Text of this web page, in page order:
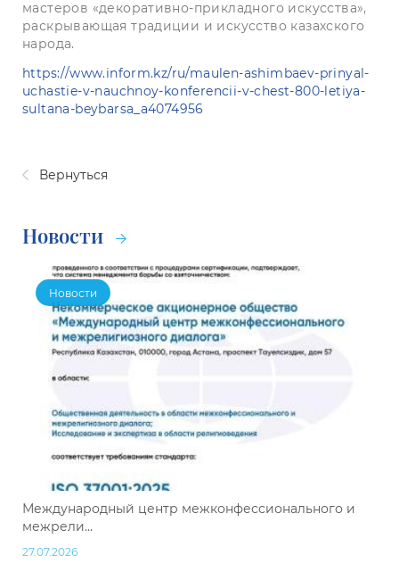
мастеров «декоративно-прикладного искусства»,
раскрывающая традиции и искусство казахского
народа.
https://www.inform.kz/ru/maulen-ashimbaev-prinyal-
uchastie-v-nauchnoy-konferencii-v-chest-800-letiya-
sultana-beybarsa_a4074956
Вернуться
Новости
Новости
Международный центр межконфессионального и
межрели...
27.07.2026